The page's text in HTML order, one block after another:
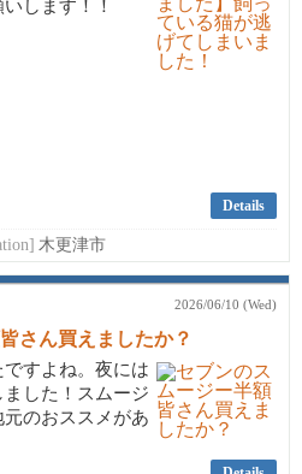
します！！
Details
木更津市
2026/06/10 (Wed)
さん買えましたか？
すよね。夜には
した！スムージ
のおススメがあ